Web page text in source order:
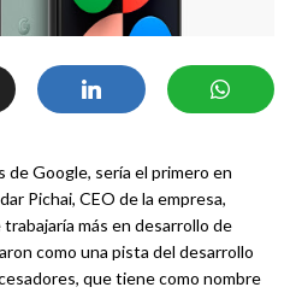
de Google, sería el primero en
Pichai, CEO de la empresa,
más en desarrollo de
como una pista del desarrollo
que tiene como nombre